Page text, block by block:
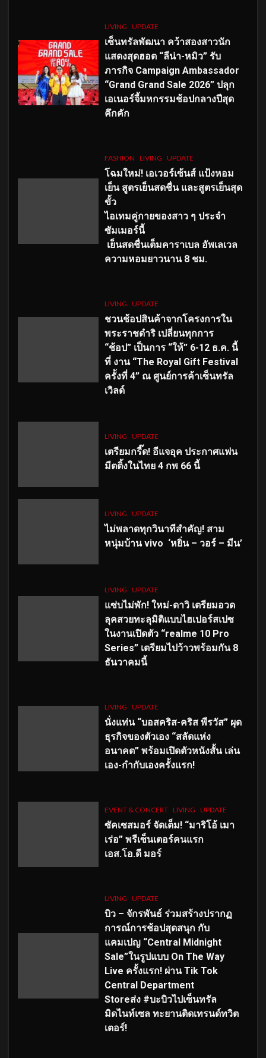
LIVING UPDATE
เซ็นทรัลพัฒนา คว้าสองสาวนัก
แสดงสุดฮอต “ลีน่า-หมิว” รับ
ภารกิจ Campaign Ambassador
“Grand Grand Sale 2026” ปลุก
เอเนอร์จี้มหกรรมช้อปกลางปีสุด
คึกคัก
FASHION LIVING UPDATE
โฉมใหม่! เอเวอร์เซ้นส์ แป้งหอม
เย็น สูตรเย็นสดชื่น และสูตรเย็นสุด
ขั้ว
ไอเทมคู่กายของสาว ๆ ประจำ
ซัมเมอร์นี้
เย็นสดชื่นเต็มคาราเบล อัพเลเวล
ความหอมยาวนาน 8 ชม.
LIVING UPDATE
ชวนช้อปสินค้าจากโครงการใน
พระราชดำริ เปลี่ยนทุกการ
“ช้อป” เป็นการ “ให้” 6-12 ธ.ค. นี้
ที่ งาน “The Royal Gift Festival
ครั้งที่ 4” ณ ศูนย์การค้าเซ็นทรัล
เวิลด์
LIVING UPDATE
เตรียมกรี๊ด! อีแจอุค ประกาศแฟน
มีตติ้งในไทย 4 กพ 66 นี้
LIVING UPDATE
ไม่พลาดทุกวินาทีสำคัญ! สาม
หนุ่มบ้าน vivo ‘หยิ่น – วอร์ – มีน’
LIVING UPDATE
แซ่บไม่พัก! ใหม่-ดาวิ เตรียมอวด
ลุคสวยทะลุมิติแบบไฮเปอร์สเปซ
ในงานเปิดตัว “realme 10 Pro
Series” เตรียมไปว้าวพร้อมกัน 8
ธันวาคมนี้
LIVING UPDATE
นั่งแท่น “บอสคริส-คริส พีรวัส” ผุด
ธุรกิจของตัวเอง “สลัดแห่ง
อนาคต” พร้อมเปิดตัวหนังสั้น เล่น
เอง-กำกับเองครั้งแรก!
EVENT & CONCERT LIVING UPDATE
ซัคเซสมอร์ จัดเต็ม! “มาริโอ้ เมา
เร่อ” พรีเซ็นเตอร์คนแรก
เอส.โอ.ดี มอร์
LIVING UPDATE
บิว – จักรพันธ์ ร่วมสร้างปรากฏ
การณ์การช้อปสุดสนุก กับ
แคมเปญ “Central Midnight
Sale”ในรูปแบบ On The Way
Live ครั้งแรก! ผ่าน Tik Tok
Central Department
Storeส่ง #บะบิวไปเซ็นทรัล
มิดไนท์เซล ทะยานติดเทรนด์ทวิต
เตอร์!